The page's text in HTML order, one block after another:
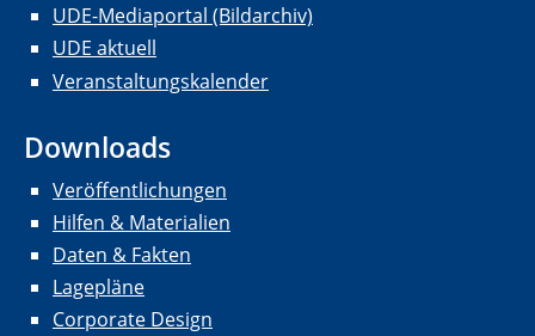
UDE-Mediaportal (Bildarchiv)
UDE aktuell
Veranstaltungskalender
Downloads
Veröffentlichungen
Hilfen & Materialien
Daten & Fakten
Lagepläne
Corporate Design